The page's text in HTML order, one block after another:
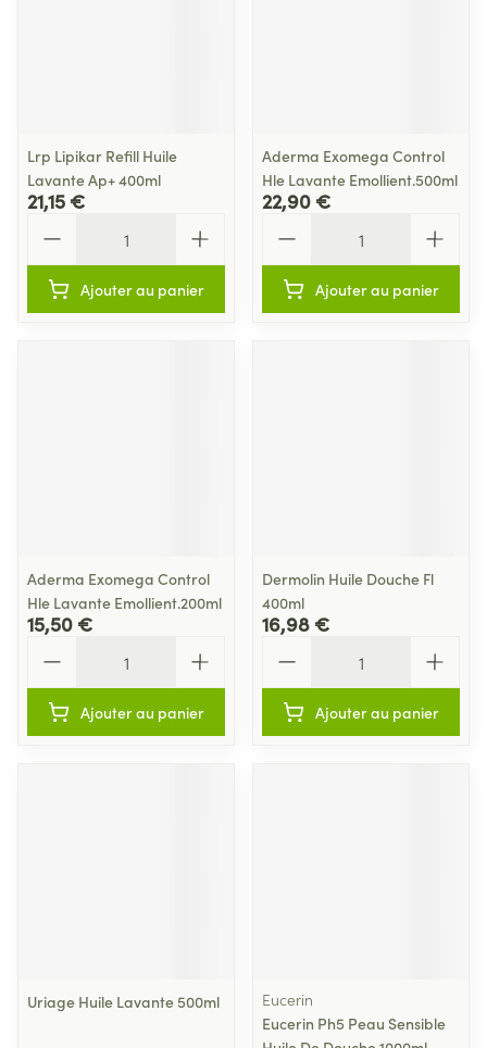
Lrp Lipikar Refill Huile
Lavante Ap+ 400ml
21,15 €
Ajouter au panier
Aderma Exomega Control
Hle Lavante Emollient.500ml
22,90 €
Ajouter au panier
Aderma Exomega Control
Hle Lavante Emollient.200ml
15,50 €
Ajouter au panier
Dermolin Huile Douche Fl
400ml
16,98 €
Ajouter au panier
Uriage Huile Lavante 500ml
Eucerin
Eucerin Ph5 Peau Sensible